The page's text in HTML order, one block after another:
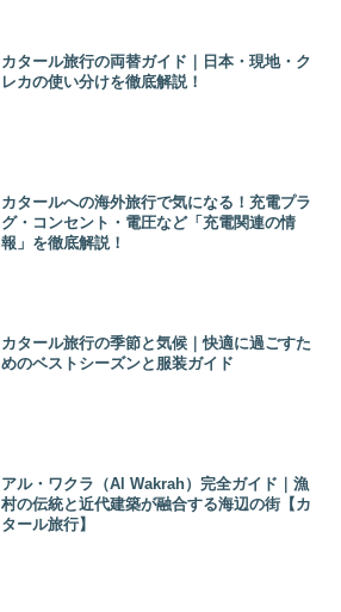
カタール旅行の両替ガイド｜日本・現地・ク
レカの使い分けを徹底解説！
カタールへの海外旅行で気になる！充電プラ
グ・コンセント・電圧など「充電関連の情
報」を徹底解説！
カタール旅行の季節と気候｜快適に過ごすた
めのベストシーズンと服装ガイド
アル・ワクラ（Al Wakrah）完全ガイド｜漁
村の伝統と近代建築が融合する海辺の街【カ
タール旅行】